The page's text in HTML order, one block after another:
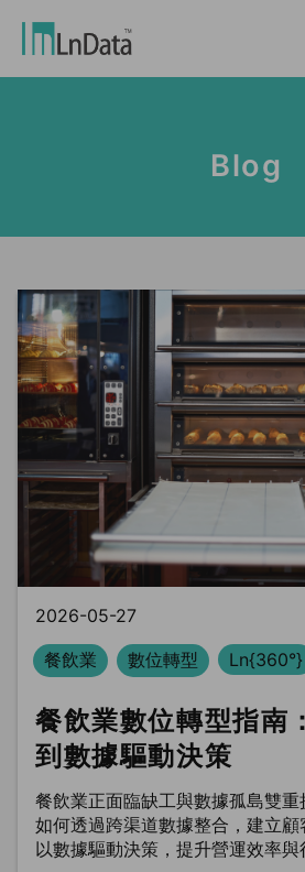
Nhân tài & Văn hóa
Đối tácCarbon
tiếp thị dữ liệu
Thị trường dữ liệu
Ln{360°}
Insighta{360°}
BLS
trung tâm dữ liệu
Phòng sạch dữ liệu
Blog
Trường Hợp Khách Hàng
Báo Cáo & Sách Trắng
Sự Kiện & Hội Thảo Trực Tuyến
繁體中文
English
Tiếng Việt
Blog
2026-05-27
餐飲業
數位轉型 Ln{360°}
餐飲業數位轉型指南
到數據驅動決策
餐飲業正面臨缺工與數據孤島雙
如何透過跨渠道數據整合，建立
以數據驅動決策，提升營運效率與